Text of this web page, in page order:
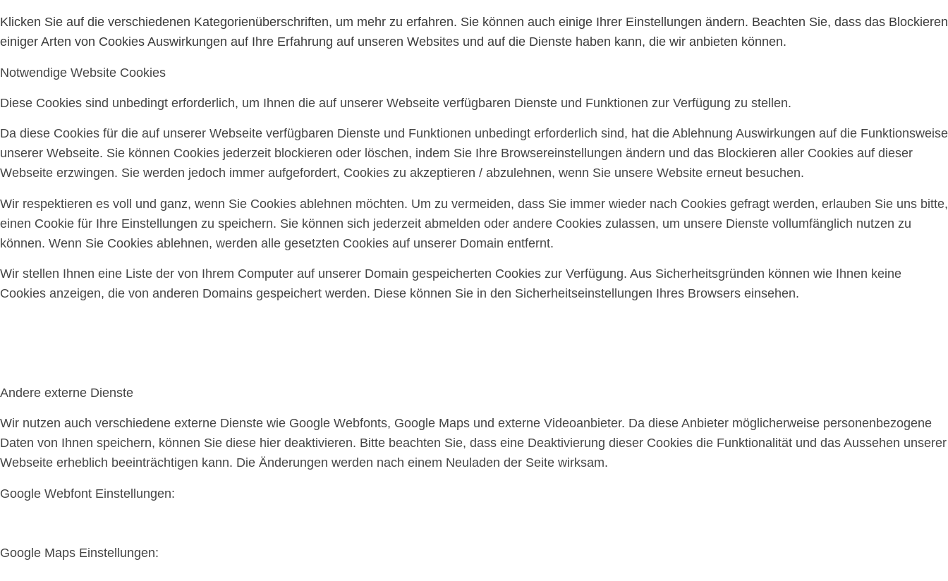
Klicken Sie auf die verschiedenen Kategorienüberschriften, um mehr zu erfahren. Sie können auch einige Ihrer Einstellungen ändern. Beachten Sie, dass das Blockieren
einiger Arten von Cookies Auswirkungen auf Ihre Erfahrung auf unseren Websites und auf die Dienste haben kann, die wir anbieten können.
Notwendige Website Cookies
Diese Cookies sind unbedingt erforderlich, um Ihnen die auf unserer Webseite verfügbaren Dienste und Funktionen zur Verfügung zu stellen.
Da diese Cookies für die auf unserer Webseite verfügbaren Dienste und Funktionen unbedingt erforderlich sind, hat die Ablehnung Auswirkungen auf die Funktionsweise
unserer Webseite. Sie können Cookies jederzeit blockieren oder löschen, indem Sie Ihre Browsereinstellungen ändern und das Blockieren aller Cookies auf dieser
Webseite erzwingen. Sie werden jedoch immer aufgefordert, Cookies zu akzeptieren / abzulehnen, wenn Sie unsere Website erneut besuchen.
Wir respektieren es voll und ganz, wenn Sie Cookies ablehnen möchten. Um zu vermeiden, dass Sie immer wieder nach Cookies gefragt werden, erlauben Sie uns bitte,
einen Cookie für Ihre Einstellungen zu speichern. Sie können sich jederzeit abmelden oder andere Cookies zulassen, um unsere Dienste vollumfänglich nutzen zu
können. Wenn Sie Cookies ablehnen, werden alle gesetzten Cookies auf unserer Domain entfernt.
Wir stellen Ihnen eine Liste der von Ihrem Computer auf unserer Domain gespeicherten Cookies zur Verfügung. Aus Sicherheitsgründen können wie Ihnen keine
Cookies anzeigen, die von anderen Domains gespeichert werden. Diese können Sie in den Sicherheitseinstellungen Ihres Browsers einsehen.
Andere externe Dienste
Wir nutzen auch verschiedene externe Dienste wie Google Webfonts, Google Maps und externe Videoanbieter. Da diese Anbieter möglicherweise personenbezogene
Daten von Ihnen speichern, können Sie diese hier deaktivieren. Bitte beachten Sie, dass eine Deaktivierung dieser Cookies die Funktionalität und das Aussehen unserer
Webseite erheblich beeinträchtigen kann. Die Änderungen werden nach einem Neuladen der Seite wirksam.
Google Webfont Einstellungen:
Google Maps Einstellungen: